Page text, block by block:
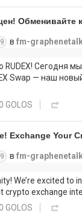
Обменивайте
в fm-
RUDEX! Сегодня
Swap — наш
GOLOS
Exchange Your
в fm-
We’re excited to
crypto exchange
GOLOS